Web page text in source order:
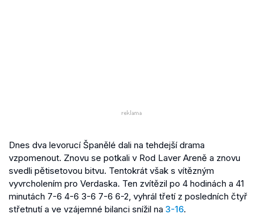
Dnes dva levorucí Španělé dali na tehdejší drama
vzpomenout. Znovu se potkali v Rod Laver Areně a znovu
svedli pětisetovou bitvu. Tentokrát však s vítězným
vyvrcholením pro Verdaska. Ten zvítězil po 4 hodinách a 41
minutách 7-6 4-6 3-6 7-6 6-2, vyhrál třetí z posledních čtyř
střetnutí a ve vzájemné bilanci snížil na 3-16.